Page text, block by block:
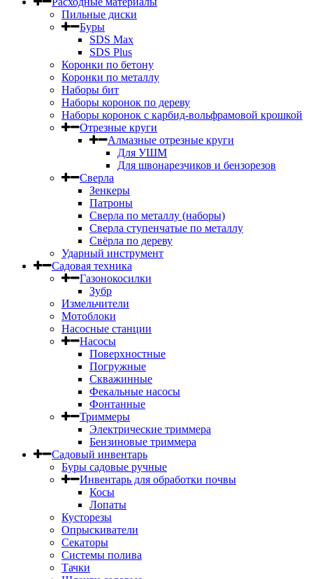
Пильные диски
Буры
SDS Max
SDS Plus
Коронки по бетону
Коронки по металлу
Наборы бит
Наборы коронок по дереву
Наборы коронок с карбид-вольфрамовой крошкой
Отрезные круги
Алмазные отрезные круги
Для УШМ
Для швонарезчиков и бензорезов
Сверла
Зенкеры
Патроны
Сверла по металлу (наборы)
Сверла ступенчатые по металлу
Свёрла по дереву
Ударный инструмент
Садовая техника
Газонокосилки
Зубр
Измельчители
Мотоблоки
Насосные станции
Насосы
Поверхностные
Погружные
Скважинные
Фекальные насосы
Фонтанные
Триммеры
Электрические триммера
Бензиновые триммера
Садовый инвентарь
Буры садовые ручные
Инвентарь для обработки почвы
Косы
Лопаты
Кусторезы
Опрыскиватели
Секаторы
Системы полива
Тачки